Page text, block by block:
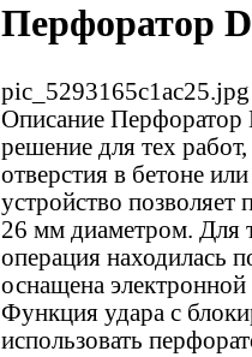
Перфоратор
pic_5293165c1ac25.jpg
Описание Перфоратор
решение для тех
отверстия в бетоне
устройство позволяет
26 мм диаметром. Для
операция находилась
оснащена
Функция удара с
использовать